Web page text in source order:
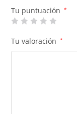
Tu puntuación *
Tu valoración *